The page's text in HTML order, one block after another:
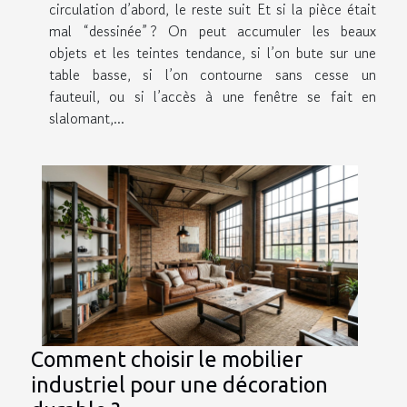
circulation d’abord, le reste suit Et si la pièce était
mal “dessinée” ? On peut accumuler les beaux
objets et les teintes tendance, si l’on bute sur une
table basse, si l’on contourne sans cesse un
fauteuil, ou si l’accès à une fenêtre se fait en
slalomant,...
Comment choisir le mobilier
industriel pour une décoration